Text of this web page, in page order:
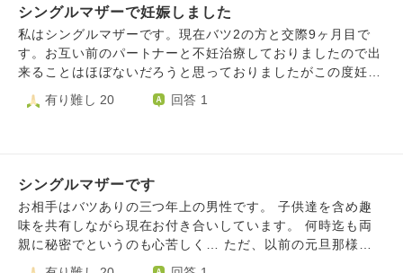
談しています。その方から、娘自身が気がつくまで放ってお
くしかない、長期戦と言われています。 ひとつひとつは理
解しています。 また、今の私を冷静な状態で良いとも言わ
れましたが、私としては冷静ではなく、娘を諦めたいと思っ
最後まで味方でいたいと思っていたのに、何故思えなくなっ
事もしていない。いつかやり直したいと思っても、学歴も職
歴もない。だから、学校を卒業し、資格を取り、その仕事が
できるようにさせたい。 娘の人生は娘が決める事、私は見
守るだけ、支援の方にも言われ、わかってはいます。 で
も、この話しで娘と会うと、きっと娘を責めてしまう、傷つ
です。 でも、仕事に行かないことも、周りに迷惑がかかり
ストレスです。 相談する相手もいません。
シングルマザーで妊娠しました
私はシングルマザーです。現在バツ2の方と交際9ヶ月目で
す。お互い前のパートナーと不妊治療しておりましたので出
来ることはほぼないだろうと思っておりましたがこの度妊娠
が発覚しました。 彼は土日に泊まりに来ており子供との仲
も深まってきて先週私の両親に挨拶に行った所でした。子供
す。。 彼も理解はしてくれていますが複雑な気持ちにはな
るようです。 お腹にいる子供に関して、自分はどちらでも
良いと言ってくれています。ただ産むなら今の仕事は辞める
と言っています。(世間体が理由とのことです)勿論他にも
有り難し 20 回答 1
シングルマザーです
お相手はバツありの三つ年上の男性です。 子供達を含め趣
味を共有しながら現在お付き合いしています。 何時迄も両
親に秘密でというのも心苦しく… ただ、以前の元旦那様や
元彼さんの事もあってか、母は仕事も自立してて男なんて必